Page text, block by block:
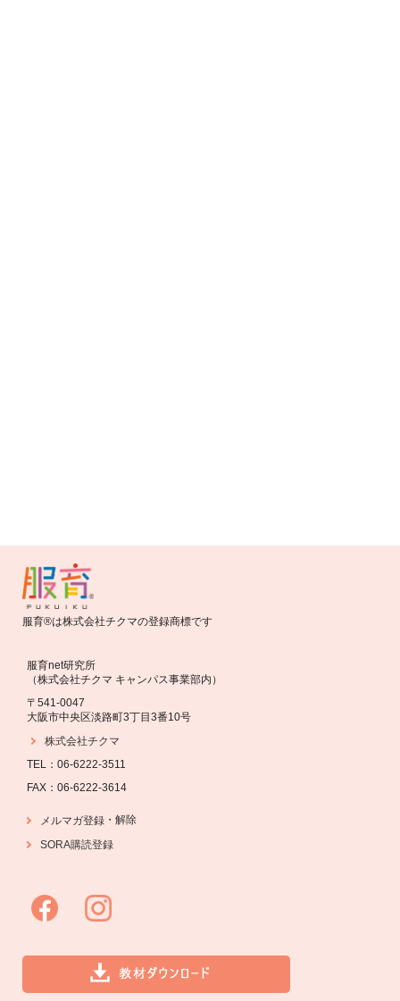
服育®は株式会社チクマの登録商標です
服育net研究所
（株式会社チクマ キャンパス事業部内）
〒541-0047
大阪市中央区淡路町3丁目3番10号
株式会社チクマ
TEL：06-6222-3511
FAX：06-6222-3614
メルマガ登録 ・ 解除
SORA購読登録